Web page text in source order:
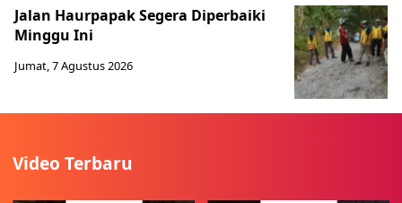
Jalan Haurpapak Segera Diperbaiki
Minggu Ini
Jumat, 7 Agustus 2026
Video Terbaru